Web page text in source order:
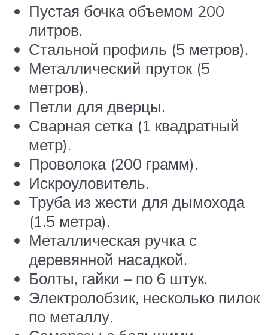
Пустая бочка объемом 200
литров.
Стальной профиль (5 метров).
Металлический пруток (5
метров).
Петли для дверцы.
Сварная сетка (1 квадратный
метр).
Проволока (200 грамм).
Искроуловитель.
Труба из жести для дымохода
(1.5 метра).
Металлическая ручка с
деревянной насадкой.
Болты, гайки – по 6 штук.
Электролобзик, несколько пилок
по металлу.